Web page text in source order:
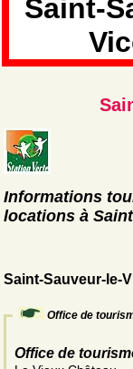
Saint-
Informations
locations à
Saint-Sauveur-le-
Office de
Office de